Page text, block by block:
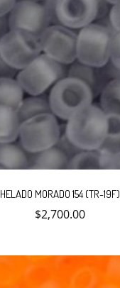
HELADO MORADO 154 (TR-19F)
$2,700.00